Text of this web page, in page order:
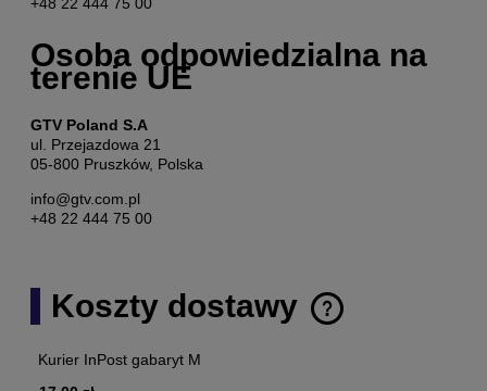
Osoba odpowiedzialna na
terenie UE
GTV Poland S.A
ul. Przejazdowa 21
05-800 Pruszków, Polska
info@gtv.com.pl
+48 22 444 75 00
Koszty dostawy
Cena nie zawiera ewentualnych kosztów płatności
Kurier InPost gabaryt M